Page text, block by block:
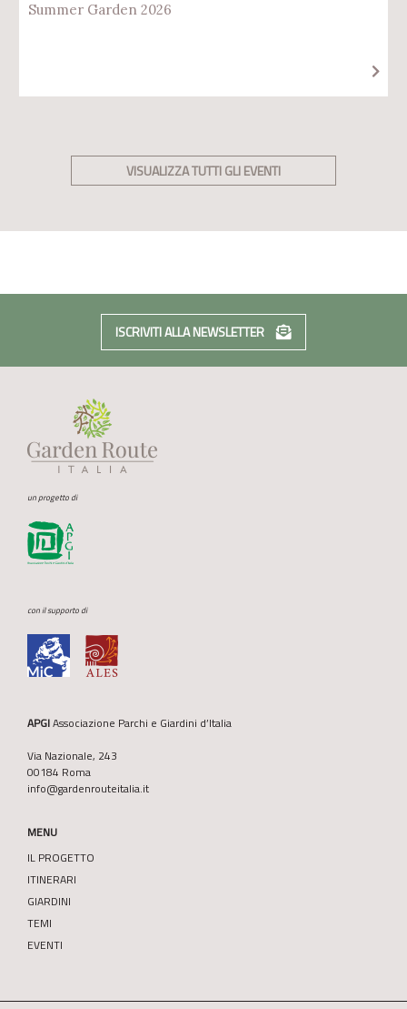
Summer Garden 2026
VISUALIZZA TUTTI GLI EVENTI
ISCRIVITI ALLA NEWSLETTER
un progetto di
con il supporto di
APGIAssociazione Parchi e Giardini d’Italia
Via Nazionale, 243
00184 Roma
info@gardenrouteitalia.it
MENU
IL PROGETTO
ITINERARI
GIARDINI
TEMI
EVENTI